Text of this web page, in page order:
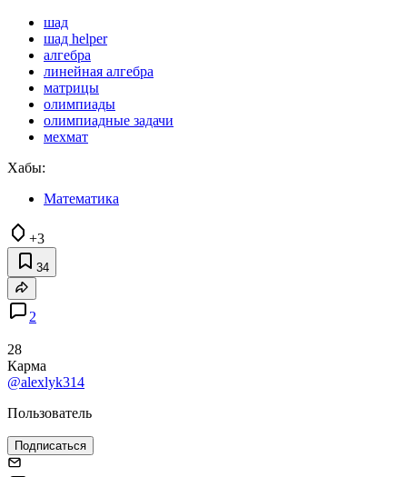
шад
шад helper
алгебра
линейная алгебра
матрицы
олимпиады
олимпиадные задачи
мехмат
Хабы:
Математика
+3
34
2
28
Карма
@alexlyk314
Пользователь
Подписаться